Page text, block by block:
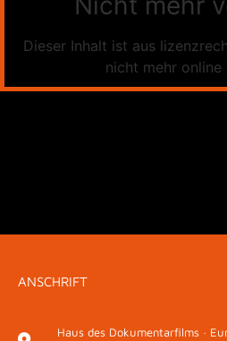
Dieser Inhalt ist aus
nicht mehr online
ANSCHRIFT
Haus des Dokumentarfilms ·